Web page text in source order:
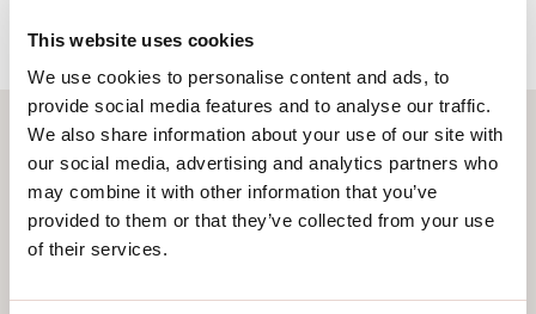
This website uses cookies
We use cookies to personalise content and ads, to
provide social media features and to analyse our traffic.
We also share information about your use of our site with
our social media, advertising and analytics partners who
may combine it with other information that you’ve
provided to them or that they’ve collected from your use
of their services.
Wählen Sie Ihr Produkt